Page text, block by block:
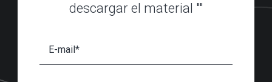
descargar el material ""